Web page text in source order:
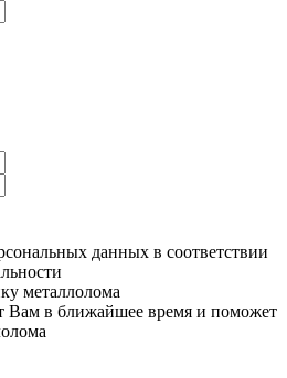
данных в соответствии
металлолома
Вам в ближайшее время и поможет